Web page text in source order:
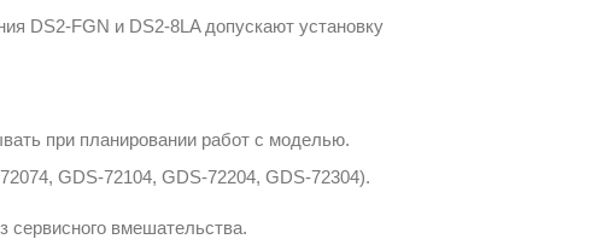
DS2-FGN и DS2-8LA допускают установку
при планировании работ с моделью.
GDS-72104, GDS-72204, GDS-72304).
сервисного вмешательства.